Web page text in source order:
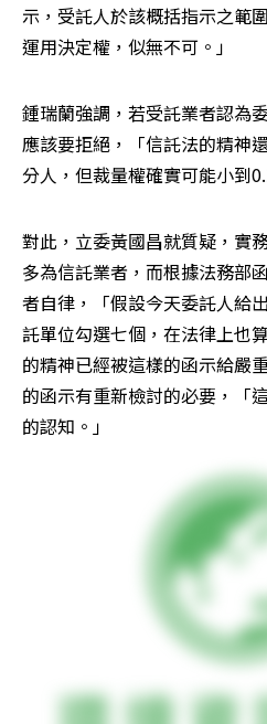
示，受託人於該概括指示之範
運用決定權，似無不可。」
鍾瑞蘭強調，若受託業者認為
應該要拒絕，「信託法的精神
分人，但裁量權確實可能小到
對此，立委黃國昌就質疑，實
多為信託業者，而根據法務部
者自律，「假設今天委託人給
託單位勾選七個，在法律上也
的精神已經被這樣的函示給嚴
的函示有重新檢討的必要，「
的認知。」